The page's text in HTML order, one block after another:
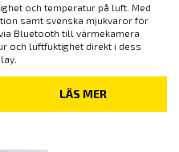
och temperatur på luft. Med
samt svenska mjukvaror för
Bluetooth till värmekamera
och luftfuktighet direkt i dess
LÄS MER